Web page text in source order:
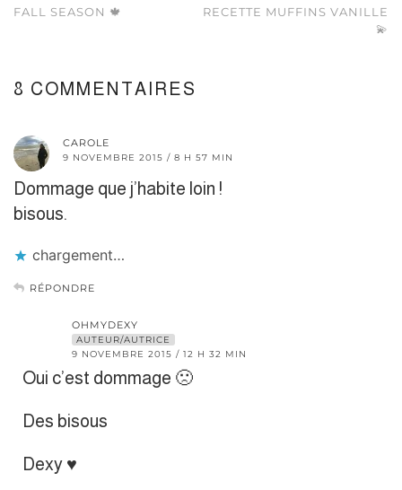
FALL SEASON 🍁
RECETTE MUFFINS VANILLE
💫
8 COMMENTAIRES
CAROLE
9 NOVEMBRE 2015 / 8 H 57 MIN
Dommage que j’habite loin !
bisous.
chargement…
RÉPONDRE
OHMYDEXY
AUTEUR/AUTRICE
9 NOVEMBRE 2015 / 12 H 32 MIN
Oui c’est dommage 🙁
Des bisous
Dexy ♥